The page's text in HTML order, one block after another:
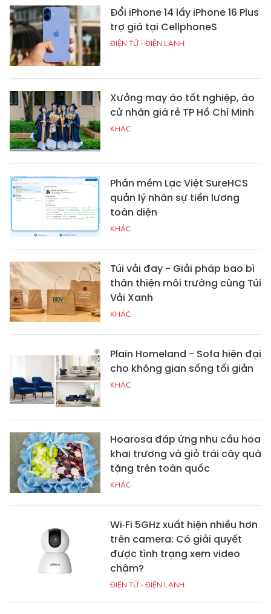
Đổi iPhone 14 lấy iPhone 16 Plus
trợ giá tại CellphoneS
ĐIỆN TỬ - ĐIỆN LẠNH
Xưởng may áo tốt nghiệp, áo
cử nhân giá rẻ TP Hồ Chí Minh
KHÁC
Phần mềm Lạc Việt SureHCS
quản lý nhân sự tiền lương
toàn diện
KHÁC
Túi vải đay - Giải pháp bao bì
thân thiện môi trường cùng Túi
Vải Xanh
KHÁC
Plain Homeland - Sofa hiện đại
cho không gian sống tối giản
KHÁC
Hoarosa đáp ứng nhu cầu hoa
khai trương và giỏ trái cây quà
tặng trên toàn quốc
KHÁC
Wi‑Fi 5GHz xuất hiện nhiều hơn
trên camera: Có giải quyết
được tình trạng xem video
chậm?
ĐIỆN TỬ - ĐIỆN LẠNH